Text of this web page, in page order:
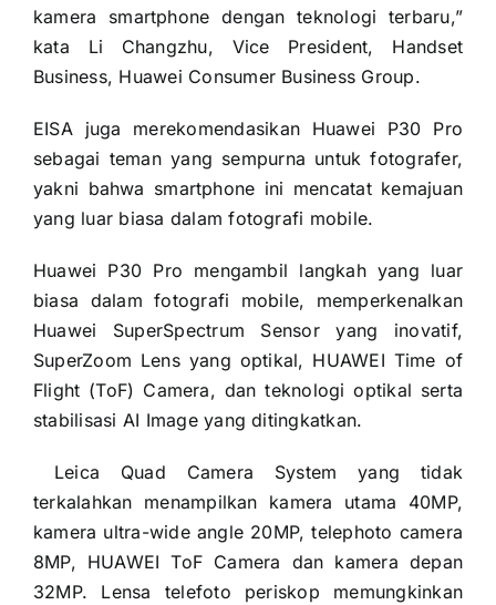
kamera smartphone dengan teknologi terbaru,”
kata Li Changzhu, Vice President, Handset
Business, Huawei Consumer Business Group.
EISA juga merekomendasikan Huawei P30 Pro
sebagai teman yang sempurna untuk fotografer,
yakni bahwa smartphone ini mencatat kemajuan
yang luar biasa dalam fotografi mobile.
Huawei P30 Pro mengambil langkah yang luar
biasa dalam fotografi mobile, memperkenalkan
Huawei SuperSpectrum Sensor yang inovatif,
SuperZoom Lens yang optikal, HUAWEI Time of
Flight (ToF) Camera, dan teknologi optikal serta
stabilisasi AI Image yang ditingkatkan.
Leica Quad Camera System yang tidak
terkalahkan menampilkan kamera utama 40MP,
kamera ultra-wide angle 20MP, telephoto camera
8MP, HUAWEI ToF Camera dan kamera depan
32MP. Lensa telefoto periskop memungkinkan